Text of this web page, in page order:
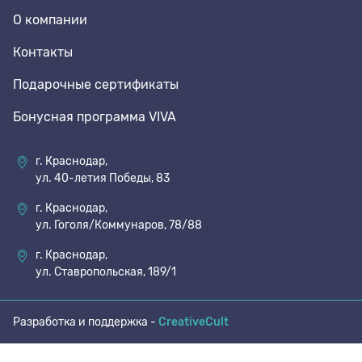
О компании
Контакты
Подарочные сертификаты
Бонусная программа VIVA
г. Краснодар,
ул. 40-летия Победы, 83
г. Краснодар,
ул. Гоголя/Коммунаров, 78/88
г. Краснодар,
ул. Ставропольская, 189/1
Разработка и поддержка - CreativeCult
8 den
Полустельки
Растяжитель и Очиститель
Рожки